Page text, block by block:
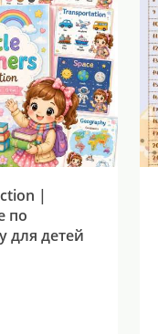
|
по
для детей